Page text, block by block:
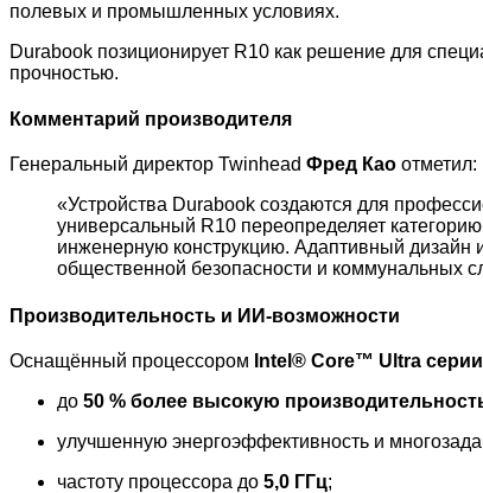
полевых и промышленных условиях.
Durabook позиционирует R10 как решение для
прочностью.
Комментарий производителя
Генеральный директор Twinhead Фред Као отметил:
«Устройства Durabook создаются для
универсальный R10 переопределяет
инженерную конструкцию. Адаптивный
общественной безопасности и коммунальных
Производительность и ИИ-возможности
Оснащённый процессором Intel® Core™ Ultra
до 50 % более высокую
улучшенную энергоэффективность и
частоту процессора до 5,0 ГГц;